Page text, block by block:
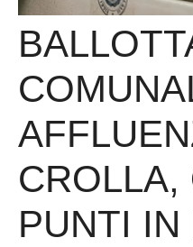
CROLLA,
PUNTI IN